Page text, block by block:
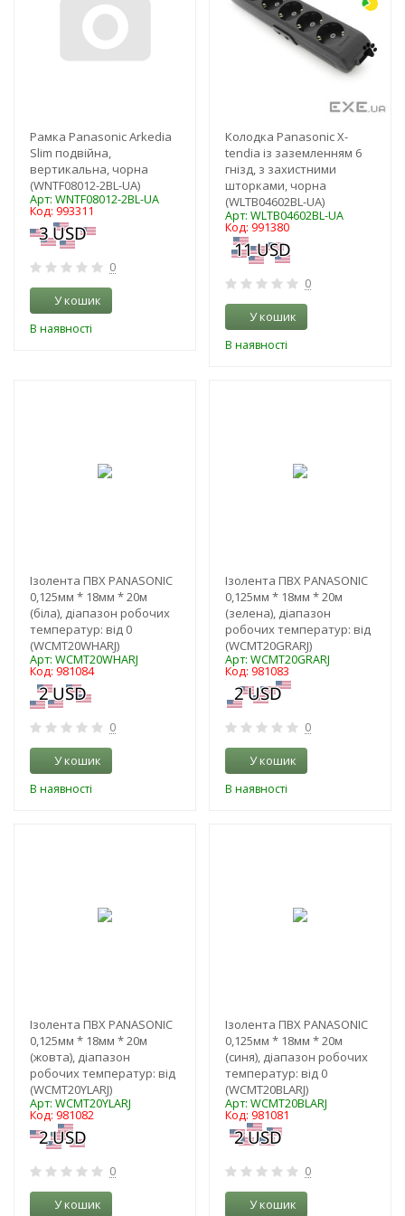
Рамка Panasonic Arkedia
Slim подвійна,
вертикальна, чорна
(WNTF08012-2BL-UA)
Арт: WNTF08012-2BL-UA
Код: 993311
0
У кошик
В наявності
Колодка Panasonic X-
tendia із заземленням 6
гнізд, з захистними
шторками, чорна
(WLTB04602BL-UA)
Арт: WLTB04602BL-UA
Код: 991380
0
У кошик
В наявності
Ізолента ПВХ PANASONIC
0,125мм * 18мм * 20м
(біла), діапазон робочих
температур: від 0
(WCMT20WHARJ)
Арт: WCMT20WHARJ
Код: 981084
0
У кошик
В наявності
Ізолента ПВХ PANASONIC
0,125мм * 18мм * 20м
(зелена), діапазон
робочих температур: від
(WCMT20GRARJ)
Арт: WCMT20GRARJ
Код: 981083
0
У кошик
В наявності
Ізолента ПВХ PANASONIC
0,125мм * 18мм * 20м
(жовта), діапазон
робочих температур: від
(WCMT20YLARJ)
Арт: WCMT20YLARJ
Код: 981082
0
У кошик
Ізолента ПВХ PANASONIC
0,125мм * 18мм * 20м
(синя), діапазон робочих
температур: від 0
(WCMT20BLARJ)
Арт: WCMT20BLARJ
Код: 981081
0
У кошик